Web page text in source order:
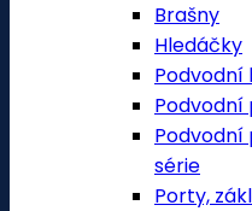
Brašny
Hledáčky
Podvodní
Podvodní
série
Porty,